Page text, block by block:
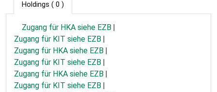
Holdings ( 0 )
Zugang für HKA siehe EZB
Zugang für KIT siehe EZB
Zugang für HKA siehe EZB
Zugang für KIT siehe EZB
Zugang für HKA siehe EZB
Zugang für KIT siehe EZB